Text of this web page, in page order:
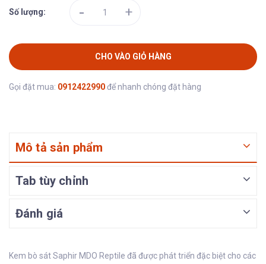
Số lượng: - +
CHO VÀO GIỎ HÀNG
Gọi đặt mua: 0912422990để nhanh chóng đặt hàng
Mô tả sản phẩm
Tab tùy chỉnh
Đánh giá
Kem bò sát Saphir MDO Reptile đã được phát triển đặc biệt cho các